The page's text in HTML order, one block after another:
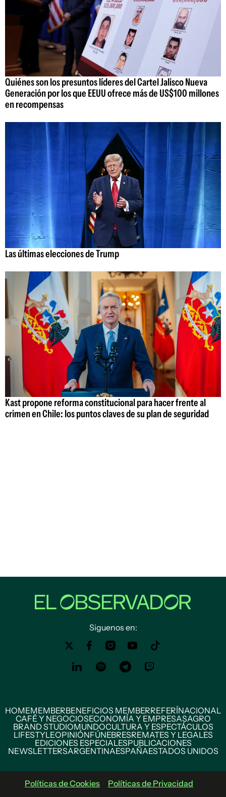
Quiénes son los presuntos líderes del Cartel Jalisco Nueva
Generación por los que EEUU ofrece más de US$100 millones
en recompensas
Las últimas elecciones de Trump
Kast propone reforma constitucional para hacer frente al
crimen en Chile: los puntos claves de su plan de seguridad
Siguenos en:
HOMEMEMBERBENEFICIOS MEMBERREFERÍNACIONAL
CAFÉ Y NEGOCIOSECONOMÍA Y EMPRESASAGRO
BRAND STUDIOMUNDOCULTURA Y ESPECTÁCULOS
LIFESTYLEOPINIÓNFÚNEBRESREMATES Y LEGALES
EDICIONES ESPECIALESPUBLICACIONES
NEWSLETTERSARGENTINAESPAÑAESTADOS UNIDOS
Políticas de Cookies
Políticas de Privacidad